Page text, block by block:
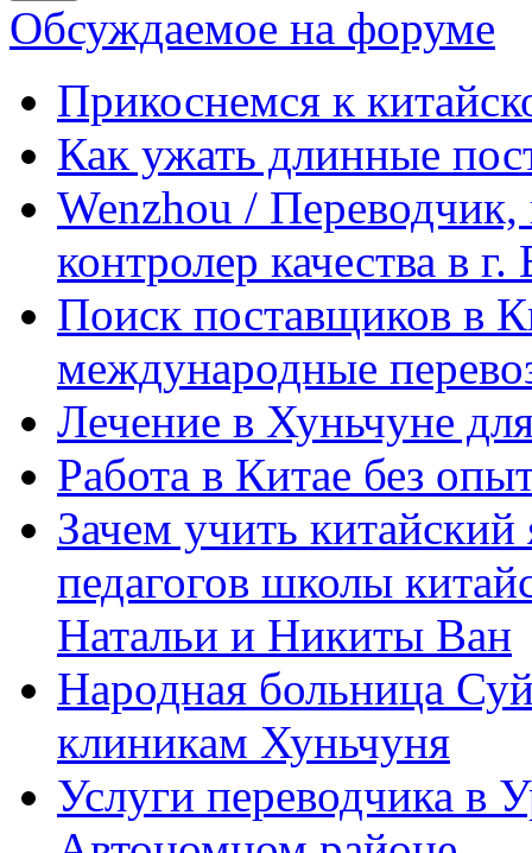
Обсуждаемое на форуме
Прикоснемся к
Как ужать длинные
Wenzhou / Переводчик,
контролер качества в
Поиск поставщиков в
международные
Лечение в Хуньчуне
Работа в Китае без
Зачем учить
педагогов школы
Натальи и Никиты Ван
Народная больница
клиникам Хуньчуня
Услуги переводчика в